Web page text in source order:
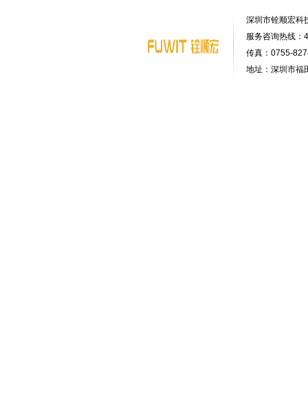
深圳市铨顺宏科
服务咨询热线
传真：0755-
地址：深圳市福